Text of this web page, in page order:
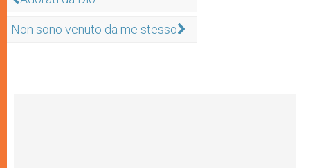
Non sono venuto da me stesso